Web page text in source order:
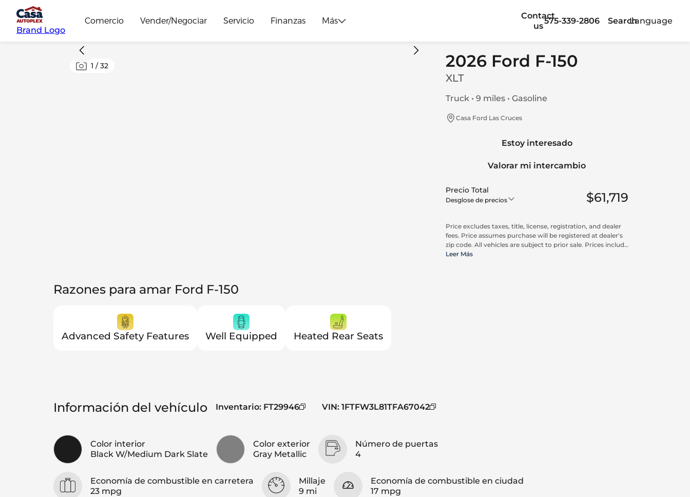
Brand Logo
Comercio Vender/Negociar Servicio Finanzas Más
Contact
us
575-339-2806 SearchLanguage
1 /32 2026 Ford F-150
XLT
Truck • 9 miles • Gasoline
Casa Ford Las Cruces
Estoy interesado
Valorar mi intercambio
Precio Total
Desglose de precios $61,719
Price excludes taxes, title, license, registration, and dealer
fees. Price assumes purchase will be registered at dealer's
zip code. All vehicles are subject to prior sale. Prices include
all applicable rebates and incentives available to all
Leer Más
Razones para amar Ford F-150
Advanced Safety Features Well Equipped Heated Rear Seats
Información del vehículo Inventario: FT29946 VIN: 1FTFW3L81TFA67042
Color interior
Black W/Medium Dark Slate
Color exterior
Gray Metallic
Número de puertas
4
Economía de combustible en carretera
23 mpg
Millaje
9 mi
Economía de combustible en ciudad
17 mpg